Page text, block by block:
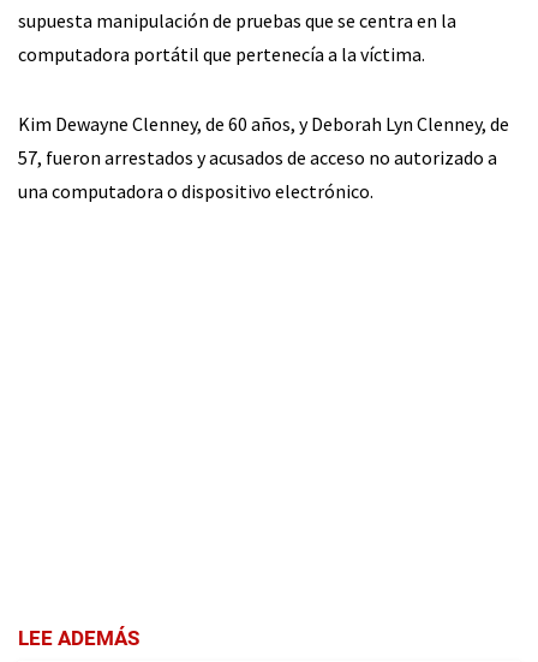
supuesta manipulación de pruebas que se centra en la
computadora portátil que pertenecía a la víctima.
Kim Dewayne Clenney, de 60 años, y Deborah Lyn Clenney, de
57, fueron arrestados y acusados de acceso no autorizado a
una computadora o dispositivo electrónico.
LEE ADEMÁS